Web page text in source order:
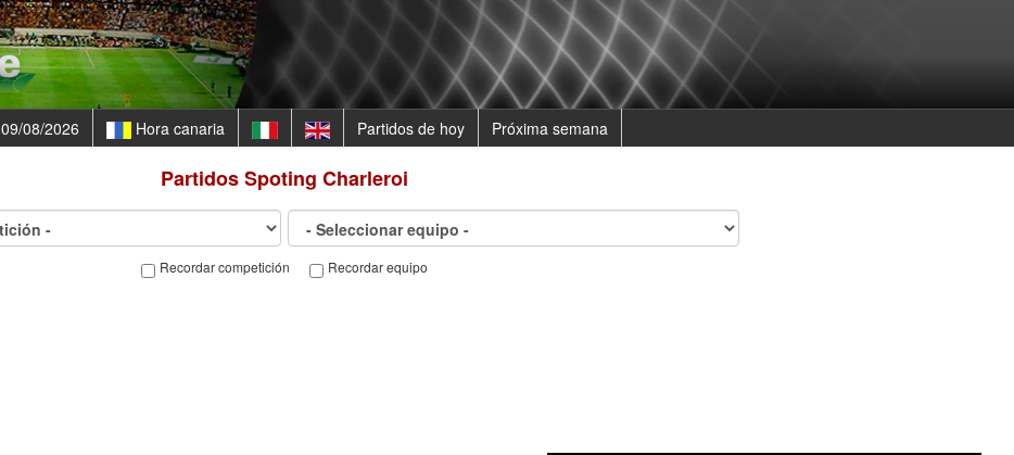
09/08/2026 Hora canaria Partidos de hoy Próxima semana
PartidosSpoting Charleroi
Recordar competición Recordar equipo